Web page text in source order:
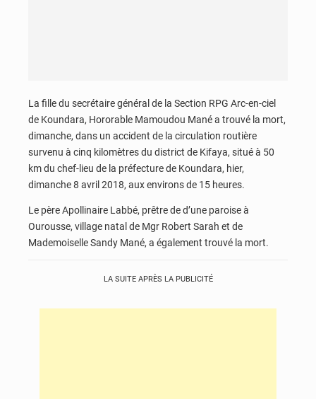
La fille du secrétaire général de la Section RPG Arc-en-ciel
de Koundara, Hororable Mamoudou Mané a trouvé la mort,
dimanche, dans un accident de la circulation routière
survenu à cinq kilomètres du district de Kifaya, situé à 50
km du chef-lieu de la préfecture de Koundara, hier,
dimanche 8 avril 2018, aux environs de 15 heures.
Le père Apollinaire Labbé, prêtre de d’une paroise à
Ourousse, village natal de Mgr Robert Sarah et de
Mademoiselle Sandy Mané, a également trouvé la mort.
LA SUITE APRÈS LA PUBLICITÉ